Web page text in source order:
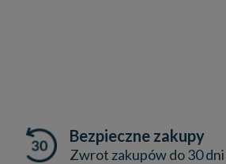
Bezpieczne zakupy
Zwrot zakupów do 30 dni